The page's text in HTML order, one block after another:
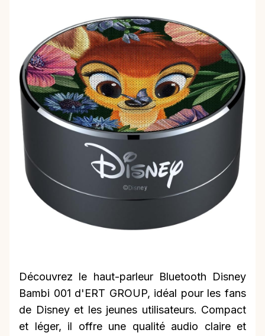
Découvrez le haut-parleur Bluetooth Disney
Bambi 001 d'ERT GROUP, idéal pour les fans
de Disney et les jeunes utilisateurs. Compact
et léger, il offre une qualité audio claire et